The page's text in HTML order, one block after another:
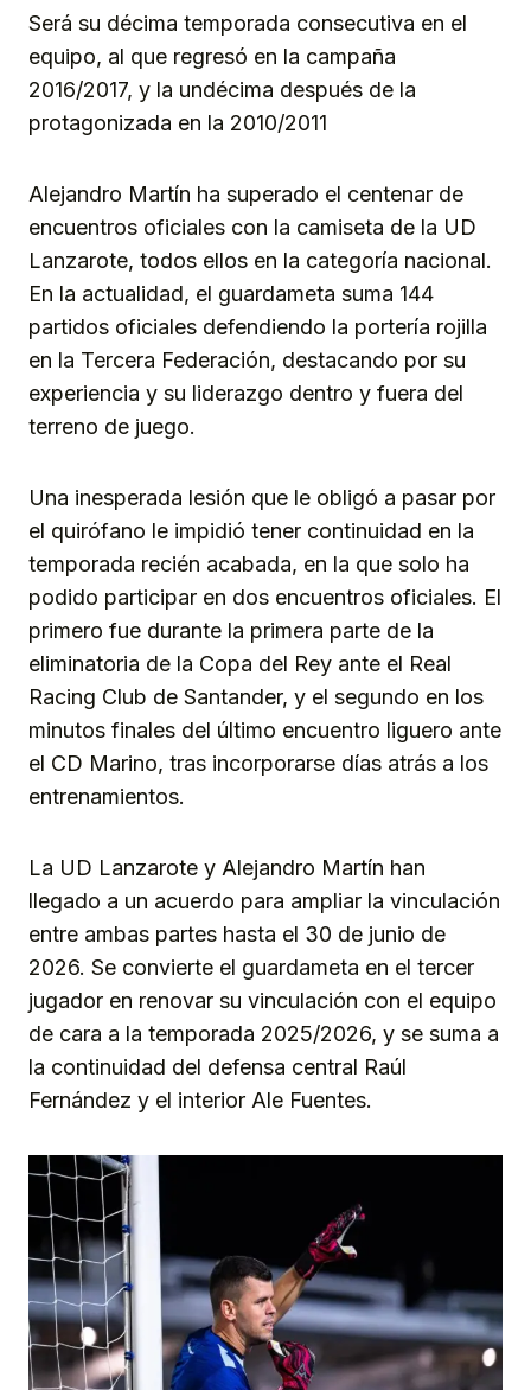
Será su décima temporada consecutiva en el
equipo, al que regresó en la campaña
2016/2017, y la undécima después de la
protagonizada en la 2010/2011
Alejandro Martín ha superado el centenar de
encuentros oficiales con la camiseta de la UD
Lanzarote, todos ellos en la categoría nacional.
En la actualidad, el guardameta suma 144
partidos oficiales defendiendo la portería rojilla
en la Tercera Federación, destacando por su
experiencia y su liderazgo dentro y fuera del
terreno de juego.
Una inesperada lesión que le obligó a pasar por
el quirófano le impidió tener continuidad en la
temporada recién acabada, en la que solo ha
podido participar en dos encuentros oficiales. El
primero fue durante la primera parte de la
eliminatoria de la Copa del Rey ante el Real
Racing Club de Santander, y el segundo en los
minutos finales del último encuentro liguero ante
el CD Marino, tras incorporarse días atrás a los
entrenamientos.
La UD Lanzarote y Alejandro Martín han
llegado a un acuerdo para ampliar la vinculación
entre ambas partes hasta el 30 de junio de
2026. Se convierte el guardameta en el tercer
jugador en renovar su vinculación con el equipo
de cara a la temporada 2025/2026, y se suma a
la continuidad del defensa central Raúl
Fernández y el interior Ale Fuentes.